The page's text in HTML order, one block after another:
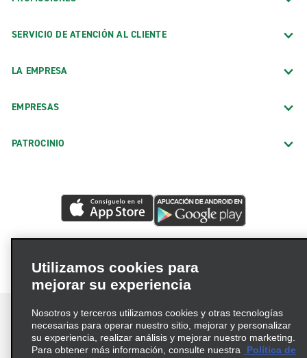
SERVICIO DE ATENCIÓN AL CLIENTE
LA EMPRESA
EMPRESAS
PATROCINIO
Utilizamos cookies para
mejorar su experiencia
Nosotros y terceros utilizamos cookies y otras tecnologías
necesarias para operar nuestro sitio, mejorar y personalizar
su experiencia, realizar análisis y mejorar nuestro marketing.
Para obtener más información, consulte nuestra
Política de